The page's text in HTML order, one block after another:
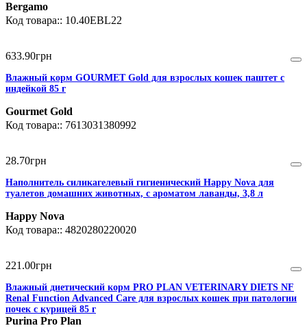
Bergamo
10.40EBL22
633.90грн
Влажный корм GOURMET Gold для взрослых кошек паштет с
индейкой 85 г
Gourmet Gold
7613031380992
28.70грн
Наполнитель силикагелевый гигиенический Happy Nova для
туалетов домашних животных, с ароматом лаванды, 3,8 л
Happy Nova
4820280220020
221 .00грн
Влажный диетический корм PRO PLAN VETERINARY DIETS NF
Renal Function Advanced Care для взрослых кошек при патологии
почек с курицей 85 г
Purina Pro Plan